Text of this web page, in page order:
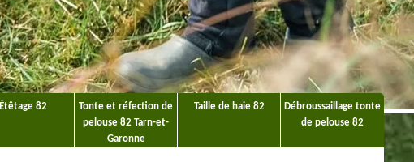
Étêtage 82
Tonte et réfection de
pelouse 82 Tarn-et-
Garonne
Taille de haie 82
Débroussaillage tonte
de pelouse 82